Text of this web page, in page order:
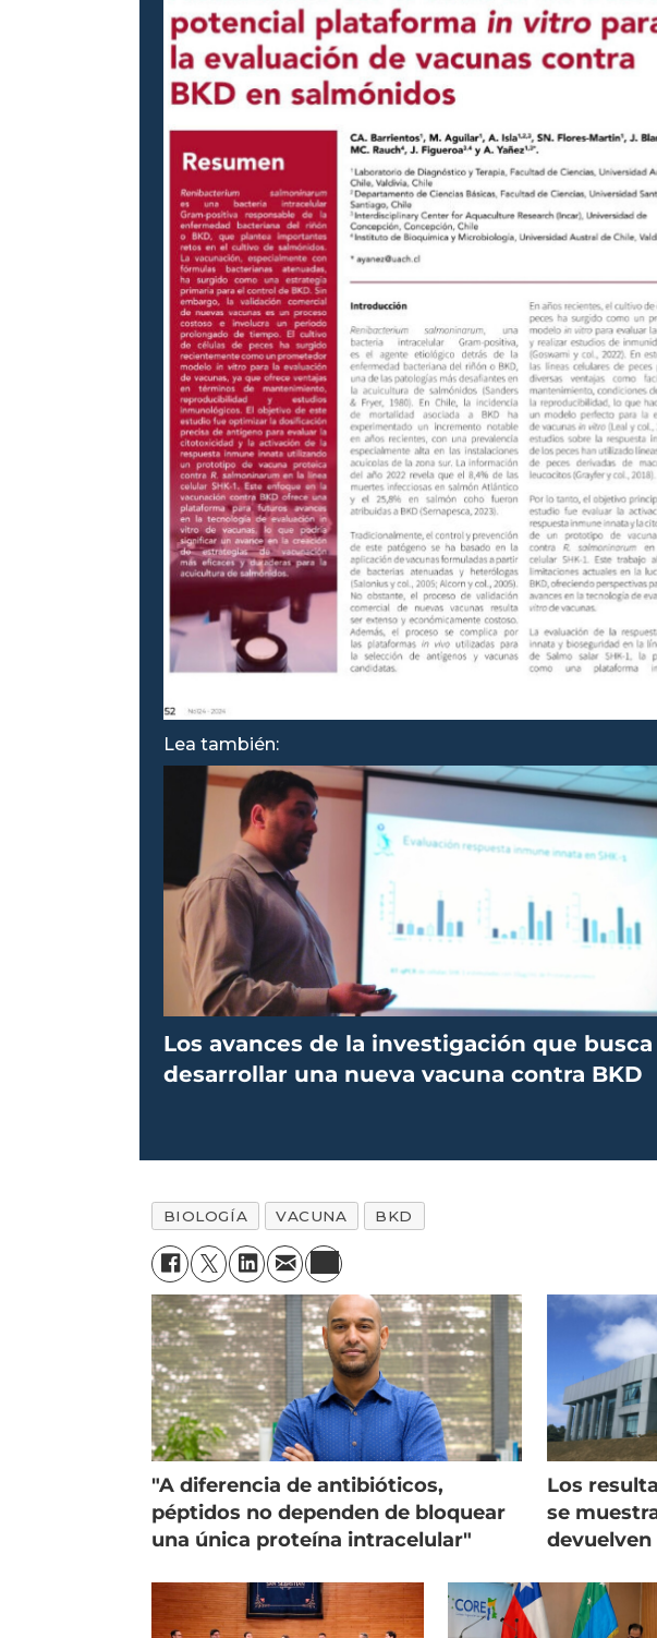
Lea también:
Los avances de la investigación que busca
desarrollar una nueva vacuna contra BKD
BIOLOGÍA VACUNA BKD
"A diferencia de antibióticos,
péptidos no dependen de bloquear
una única proteína intracelular"
Los
se
devuelven